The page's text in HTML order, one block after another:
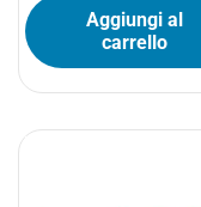
Aggiungi al
carrello